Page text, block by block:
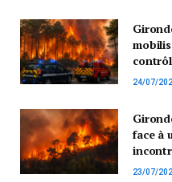
24/07/
face à
23/07/